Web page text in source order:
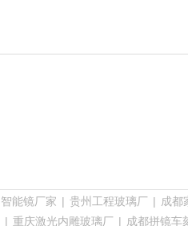
智能镜厂家 | 贵州工程玻璃厂 | 成都
| 重庆激光内雕玻璃厂 | 成都拼镜车